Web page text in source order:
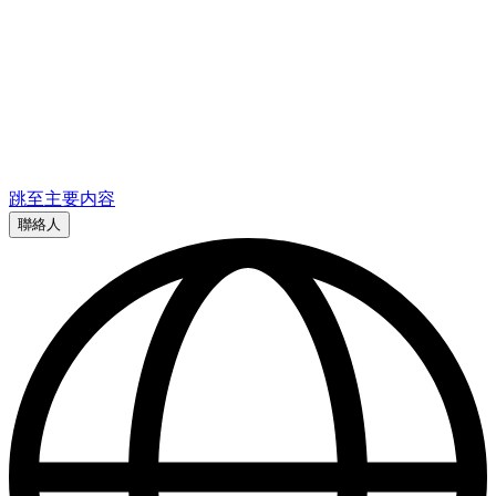
跳至主要内容
聯絡人